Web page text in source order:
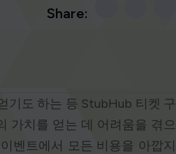
Share:
기도 하는 등 StubHub 티켓 구
가치를 얻는 데 어려움을 겪으
벤트에서 모든 비용을 아깝지